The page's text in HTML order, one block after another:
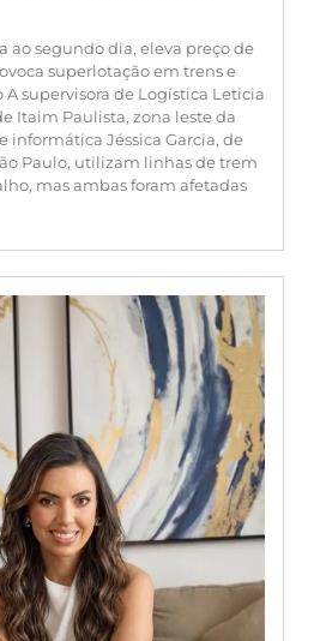
ao segundo dia, eleva preço de
superlotação em trens e
A supervisora de Logística Leticia
Itaim Paulista, zona leste da
informática Jéssica Garcia, de
Paulo, utilizam linhas de trem
mas ambas foram afetadas